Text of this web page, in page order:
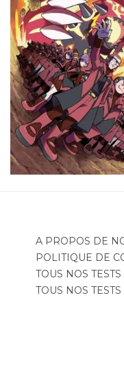
A PROPOS DE
POLITIQUE DE
TOUS NOS
TOUS NOS